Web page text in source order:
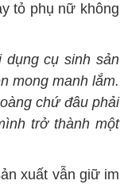
tỏ phụ nữ không
cụ sinh sản
mong manh lắm.
chứ đâu phải
trở thành một
xuất vẫn giữ im